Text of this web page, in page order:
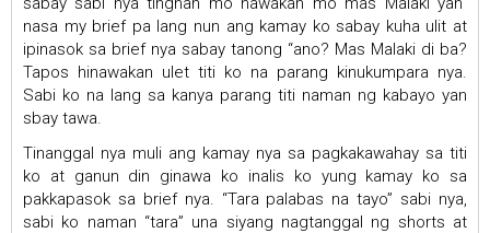
nasa my brief pa lang nun ang kamay ko sabay kuha ulit at
ipinasok sa brief nya sabay tanong “ano? Mas Malaki di ba?
Tapos hinawakan ulet titi ko na parang kinukumpara nya.
Sabi ko na lang sa kanya parang titi naman ng kabayo yan
sbay tawa.
Tinanggal nya muli ang kamay nya sa pagkakawahay sa titi
ko at ganun din ginawa ko inalis ko yung kamay ko sa
pakkapasok sa brief nya. “Tara palabas na tayo” sabi nya,
sabi ko naman “tara” una siyang nagtanggal ng shorts at